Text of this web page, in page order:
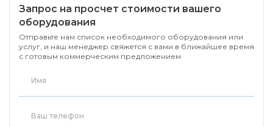
Уровень сигнала
11a: до 54 Мбит/c
2,4 ГГц:
Запрос на просчет стоимости вашего
оборудования
Отправьте нам список необходимого оборудования или
услуг, и наш менеджер свяжется с вами в ближайшее время
с готовым коммерческим предложением